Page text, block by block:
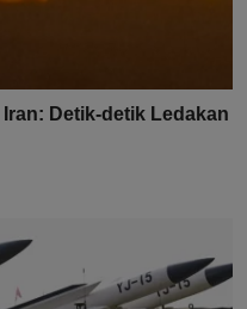
Detik-detik Ledakan